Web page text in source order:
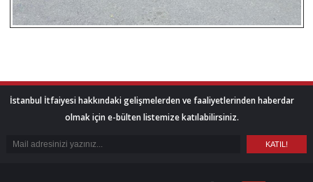
İstanbul İtfaiyesi hakkındaki gelişmelerden ve faaliyetlerinden haberdar
olmak için e-bülten listemize katılabilirsiniz.